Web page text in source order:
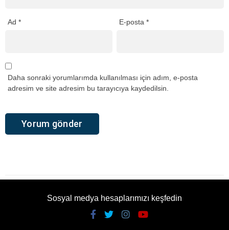
Ad * E-posta*
Daha sonraki yorumlarımda kullanılması için adım, e-posta
adresim ve site adresim bu tarayıcıya kaydedilsin.
Sosyal medya hesaplarımızı keşfedin